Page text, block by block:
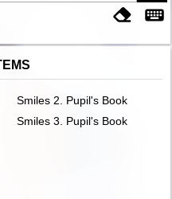
Smiles 2. Pupil's Book
Smiles 3. Pupil's Book